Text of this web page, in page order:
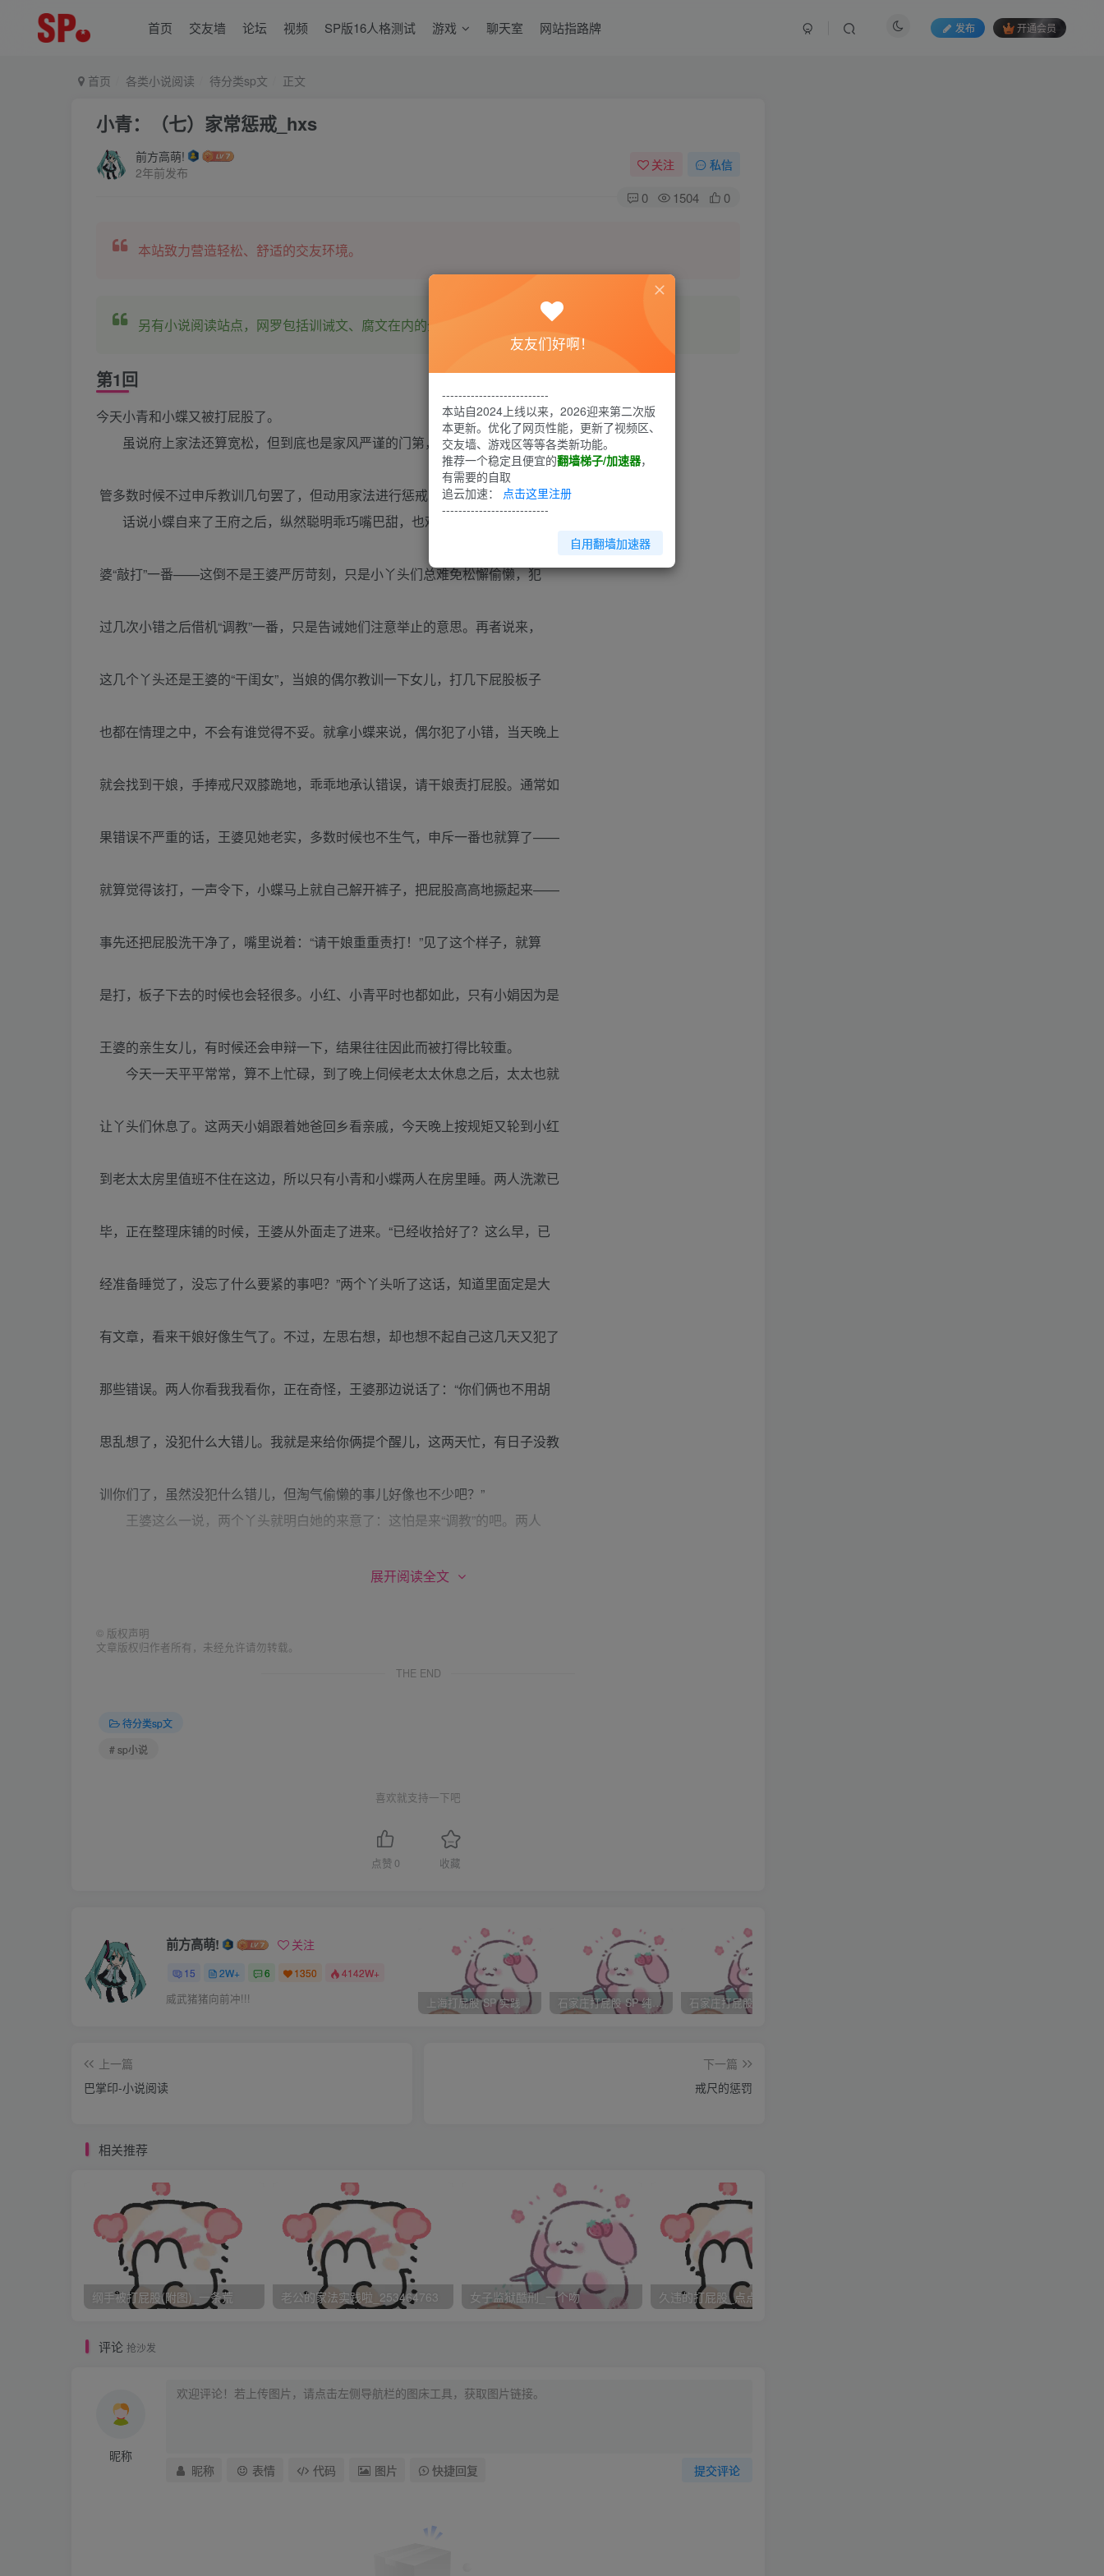
首页 交友墙 论坛 视频 SP版16人格测试 游戏 聊天室 网站指路牌 发布 开通会员
首页 各类小说阅读 待分类sp文 正文
小青：（七）家常惩戒_hxs
前方高萌!
2年前发布
关注 私信
0 1504 0
本站致力营造轻松、舒适的交友环境。
另有小说阅读站点，网罗包括训诫文、腐文在内的全网书源。
第1回
今天小青和小蝶又被打屁股了。
虽说府上家法还算宽松，但到底也是家风严谨的门第，奴仆们偶有小过，尽
管多数时候不过申斥教训几句罢了，但动用家法进行惩戒的次数也不少。
话说小蝶自来了王府之后，纵然聪明乖巧嘴巴甜，也难免十天半月被干娘王
婆“敲打”一番——这倒不是王婆严厉苛刻，只是小丫头们总难免松懈偷懒，犯
过几次小错之后借机“调教”一番，只是告诫她们注意举止的意思。再者说来，
这几个丫头还是王婆的“干闺女”，当娘的偶尔教训一下女儿，打几下屁股板子
也都在情理之中，不会有谁觉得不妥。就拿小蝶来说，偶尔犯了小错，当天晚上
就会找到干娘，手捧戒尺双膝跪地，乖乖地承认错误，请干娘责打屁股。通常如
果错误不严重的话，王婆见她老实，多数时候也不生气，申斥一番也就算了——
就算觉得该打，一声令下，小蝶马上就自己解开裤子，把屁股高高地撅起来——
事先还把屁股洗干净了，嘴里说着：“请干娘重重责打！”见了这个样子，就算
是打，板子下去的时候也会轻很多。小红、小青平时也都如此，只有小娟因为是
王婆的亲生女儿，有时候还会申辩一下，结果往往因此而被打得比较重。
今天一天平平常常，算不上忙碌，到了晚上伺候老太太休息之后，太太也就
让丫头们休息了。这两天小娟跟着她爸回乡看亲戚，今天晚上按规矩又轮到小红
到老太太房里值班不住在这边，所以只有小青和小蝶两人在房里睡。两人洗漱已
毕，正在整理床铺的时候，王婆从外面走了进来。“已经收拾好了？这么早，已
经准备睡觉了，没忘了什么要紧的事吧？”两个丫头听了这话，知道里面定是大
有文章，看来干娘好像生气了。不过，左思右想，却也想不起自己这几天又犯了
那些错误。两人你看我我看你，正在奇怪，王婆那边说话了：“你们俩也不用胡
思乱想了，没犯什么大错儿。我就是来给你俩提个醒儿，这两天忙，有日子没教
训你们了，虽然没犯什么错儿，但淘气偷懒的事儿好像也不少吧？”
王婆这么一说，两个丫头就明白她的来意了：这怕是来“调教”的吧。两人
对视了一下，心想还是老实交待为好，于是两人跪在炕沿上，“孩儿们知错了，
以后一定不敢淘气了。”“呵呵！这话我可听得多了，可是你们不还是照样犯错
？我也不恼，你们俩自己也说说，最近又怎么淘气了？”
只穿着贴身小衣，十分单薄，现在紧张之中只觉得身上发冷，两人都是一阵哆嗦
。“我看你们这样也想不起来。也罢，反正今天也要给你俩好好上一课，现在都
给我收拾好，到炕上跪着去！我看这样你们就能想起来了。”
已经好好地把屁股洗干净了，现在倒是不用费那个事。两人把已经铺开的被子重
新叠好，放在大炕中间，又把枕头拿过来翻在被子上。之后两人解开单裤的系带
近双手——就这样把屁股高高地撅起来，正好撅在炕沿附近，方便干娘打屁股。
“表现还行。现在都给我好好想想，自己最近都干了那些坏事，一会儿老老实实
地交待。看你们的表现，我再决定怎么你们。”王婆如此说。
在这边跪了一会儿，两个丫头只觉得膝盖有点发麻，屁股上也觉得凉飕飕的
。而一想到要被打屁股了，心里也觉得非常紧张。“都想起来没有？这几天都怎
了两回才听见。”小蝶赶紧答道。“我也淘气了……昨天还在后院玩儿水……”
展开阅读全文
© 版权声明
文章版权归作者所有，未经允许请勿转载。
THE END
待分类sp文
# sp小说
喜欢就支持一下吧
点赞 0 收藏
前方高萌! 关注
15 2W+ 6 1350 4142W+
威武猪猪向前冲!!! 上海打屁股 SP 实践 石家庄打屁股 SP 纯实践
上一篇
巴掌印-小说阅读
下一篇
戒尺的惩罚
相关推荐
纲手被打屁股(附图)_一条荒 老公的家法实践啦_253464763 女子监狱酷刑_一个吻 久违的打屁股_点点
评论 抢沙发
昵称
提交评论
昵称 表情 代码 图片 快捷回复
友友们好啊！
--------------------------
本站自2024上线以来，2026迎来第二次版
本更新。优化了网页性能，更新了视频区、
交友墙、游戏区等等各类新功能。
推荐一个稳定且便宜的翻墙梯子/加速器，
有需要的自取
追云加速： 点击这里注册
--------------------------
自用翻墙加速器